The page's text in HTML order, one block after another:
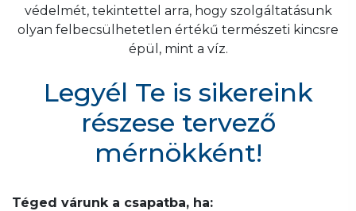
védelmét, tekintettel arra, hogy szolgáltatásunk
olyan felbecsülhetetlen értékű természeti kincsre
épül, mint a víz.
Legyél Te is sikereink
részese tervező
mérnökként!
Téged várunk a csapatba, ha: